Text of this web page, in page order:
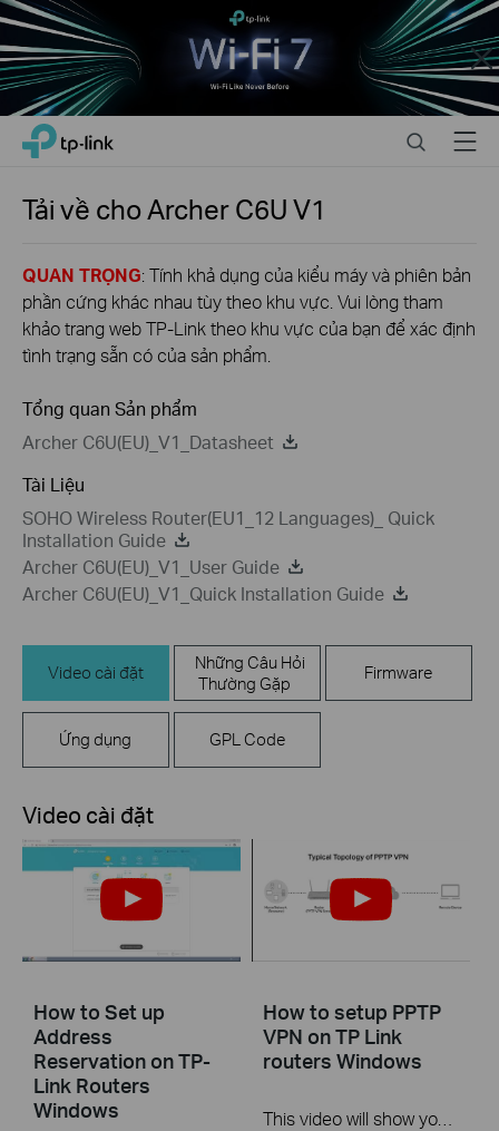
Close
Click
the
navigation
TP-Link, Reliably Smart SearchMenu
Tải về choArcher C6UV1
QUAN TRỌNG: Tính khả dụng của kiểu máy và phiên bản
phần cứng khác nhau tùy theo khu vực. Vui lòng tham
khảo trang web TP-Link theo khu vực của bạn để xác định
tình trạng sẵn có của sản phẩm.
Tổng quan Sản phẩm
Archer C6U(EU)_V1_Datasheet
Tài Liệu
SOHO Wireless Router(EU1_12 Languages)_ Quick
Installation Guide
Archer C6U(EU)_V1_User Guide
Archer C6U(EU)_V1_Quick Installation Guide
Video cài đặt
Những Câu Hỏi
Thường Gặp
Firmware
Ứng dụng GPL Code
Video cài đặt
How to Set up
Address
Reservation on TP-
Link Routers
Windows
How to setup PPTP
VPN on TP Link
routers Windows
This video will show you how to set up PPTP VPN on a TP-Link Wi-Fi router. For more information, visit www.tp-link.com/support